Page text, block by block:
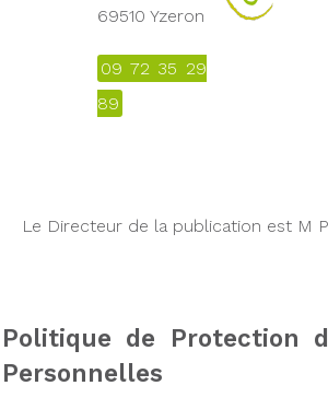
69510 Yzeron
09 72 35 29
89
Le Directeur de la publication est M
Politique de Protection
Personnelles